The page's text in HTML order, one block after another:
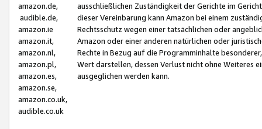
amazon.de,
audible.de,
amazon.ie
amazon.it,
amazon.nl,
amazon.pl,
amazon.es,
amazon.se,
amazon.co.uk,
audible.co.uk
ausschließlichen Zuständigkeit der Gerichte im
dieser Vereinbarung kann Amazon bei einem
Rechtsschutz wegen einer tatsächlichen oder
Amazon oder einer anderen natürlichen oder
Rechte in Bezug auf die Programminhalte
Wert darstellen, dessen Verlust nicht ohne Weiteres
ausgeglichen werden kann.